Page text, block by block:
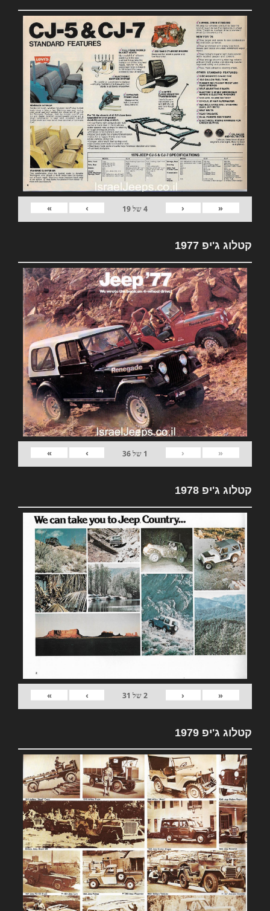
«
‹
4של19
›
»
קטלוג ג'יפ 1977
«
‹
1 של36
›
»
קטלוג ג'יפ 1978
«
‹
2של 31
›
»
קטלוג ג'יפ 1979